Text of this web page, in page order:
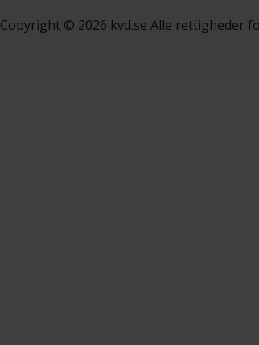
Copyright © 2026 kvd.se Alle rettigheder